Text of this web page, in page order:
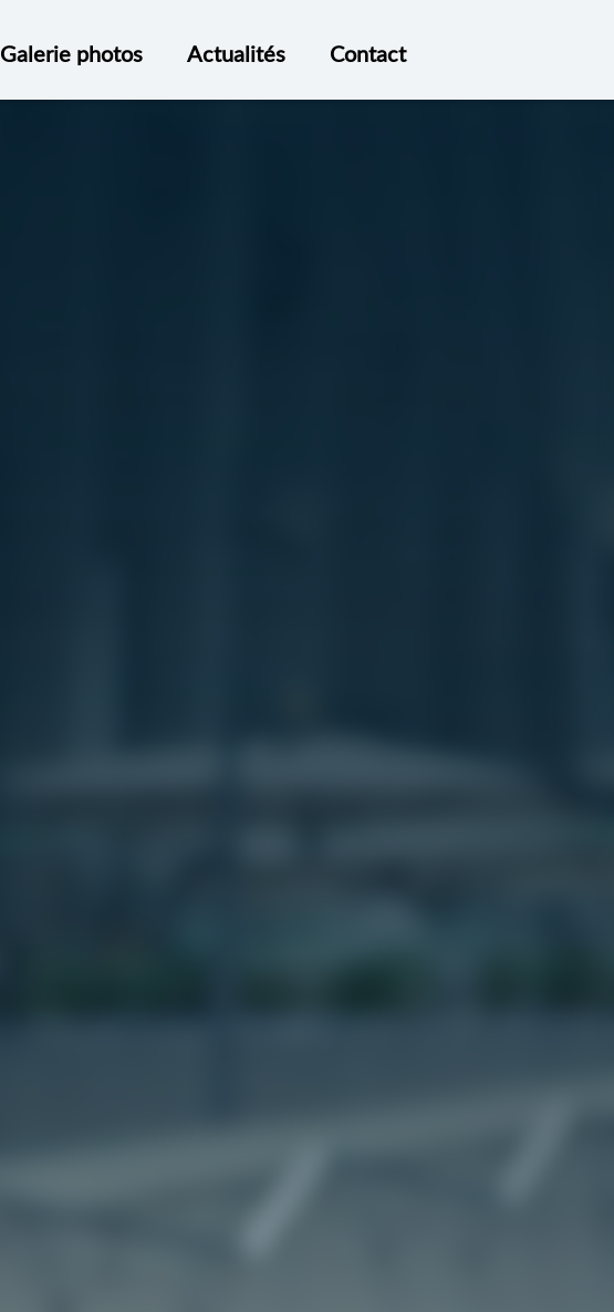
Galerie photos Actualités Contact